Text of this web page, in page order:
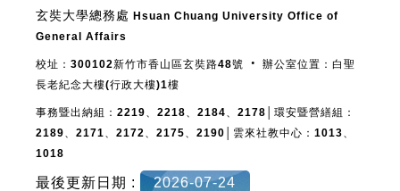
玄奘大學總務處 Hsuan Chuang University Office of
General Affairs
校址：300102新竹市香山區玄奘路48號 ‧ 辦公室位置：白聖
長老紀念大樓(行政大樓)1樓
事務暨出納組：2219、2218、2184、2178│環安暨營繕組：
2189、2171、2172、2175、2190│雲來社教中心：1013、
1018
最後更新日期 : 2026-07-24